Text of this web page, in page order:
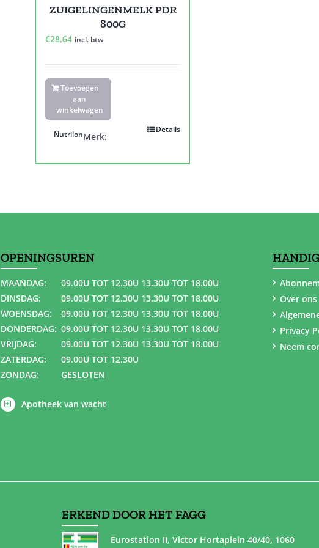
ZUIGELINGENMELK PDR
800G
€28,64 incl. btw
Toevoegen
aan
winkelwagen
Details
Merk:
Nutrilon
OPENINGSUREN
MAANDAG:
09.00U TOT 12.30U 13.30U TOT 18.00U
DINSDAG:
09.00U TOT 12.30U 13.30U TOT 18.00U
WOENSDAG:
09.00U TOT 12.30U 13.30U TOT 18.00U
DONDERDAG: 09.00U TOT 12.30U 13.30U TOT 18.00U
VRIJDAG:
09.00U TOT 12.30U 13.30U TOT 18.00U
ZATERDAG:
09.00U TOT 12.30U
ZONDAG:
GESLOTEN
Apotheek van wacht
Over ons
Privacy
Neem
ERKEND DOOR HET FAGG
Eurostation II, Victor Hortaplein 40/40, 1060